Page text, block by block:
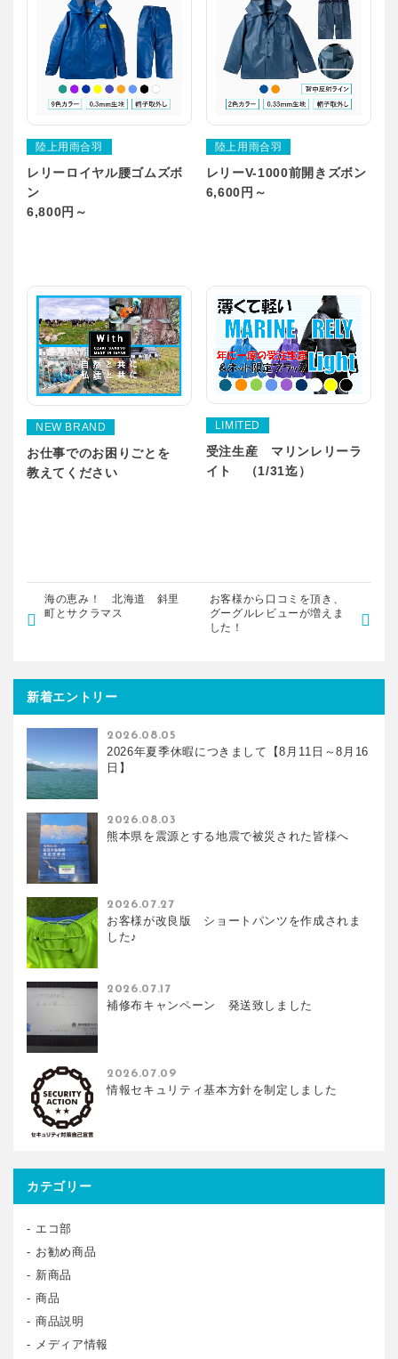
陸上用雨合羽
レリーロイヤル腰ゴムズボ
ン
6,800円～
陸上用雨合羽
レリーV-1000前開きズボン
6,600円～
NEW BRAND
お仕事でのお困りごとを
教えてください
LIMITED
受注生産 マリンレリーラ
イト （1/31迄）
海の恵み！ 北海道 斜里
町とサクラマス
お客様から口コミを頂き、
グーグルレビューが増えま
した！
新着エントリー
2026年夏季休暇につきまして【8月11日～8月16
日】
2026.08.05
熊本県を震源とする地震で被災された皆様へ
2026.08.03
お客様が改良版 ショートパンツを作成されま
した♪
2026.07.27
補修布キャンペーン 発送致しました
2026.07.17
情報セキュリティ基本方針を制定しました
2026.07.09
カテゴリー
エコ部
お勧め商品
新商品
商品
商品説明
メディア情報